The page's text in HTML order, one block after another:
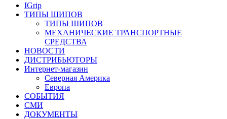
IGrip
ТИПЫ ШИПОВ
ТИПЫ ШИПОВ
МЕХАНИЧЕСКИЕ ТРАНСПОРТНЫЕ
СРЕДСТВА
НОВОСТИ
ДИСТРИБЬЮТОРЫ
Интернет-магазин
Северная Америка
Европа
СОБЫТИЯ
СМИ
ДОКУМЕНТЫ